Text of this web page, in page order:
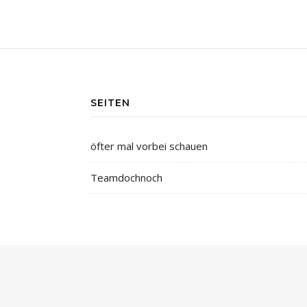
SEITEN
öfter mal vorbei schauen
Teamdochnoch